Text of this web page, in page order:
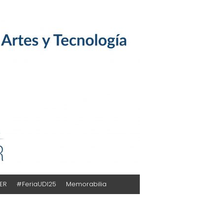
#FeriaUDI25 Memorabilia